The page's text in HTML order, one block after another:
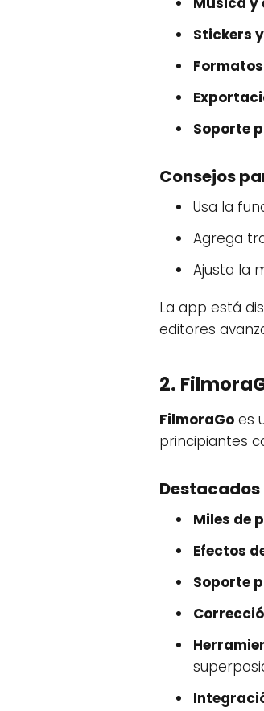
Stickers
Soporte
Consejos
Usa la
Agrega
Ajusta la
La app está
editores
2.
FilmoraGo es
principiantes
Destacados
Miles de
Efectos
Soporte